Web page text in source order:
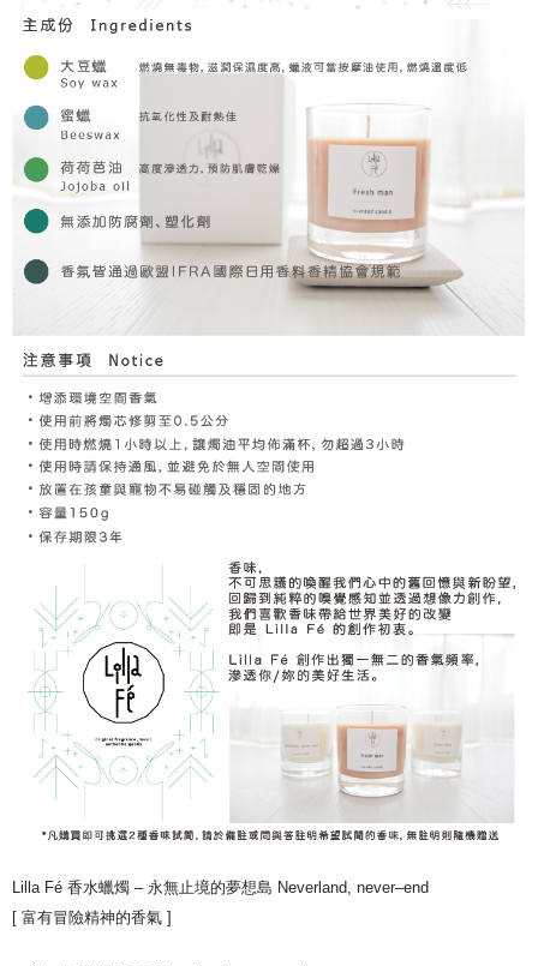
Lilla Fé 香水蠟燭 – 永無止境的夢想島 Neverland, never–end
[ 富有冒險精神的香氣 ]